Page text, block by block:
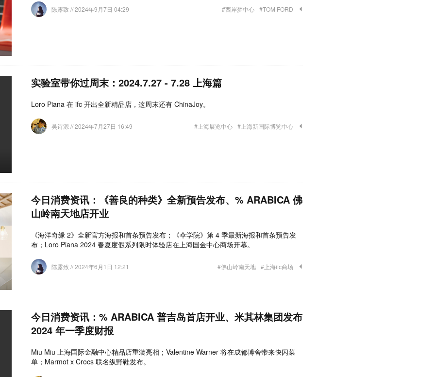
陈露致// 2024年9月7日 04:29 #西岸梦中心 #TOM FORD
实验室带你过周末：2024.7.27 - 7.28 上海篇
Loro Piana 在 ifc 开出全新精品店，这周末还有 ChinaJoy。
吴诗源 // 2024年7月27日 16:49 #上海展览中心 #上海新国际博览中心
今日消费资讯：《善良的种类》全新预告发布、% ARABICA 佛
山岭南天地店开业
《海洋奇缘 2》全新官方海报和首条预告发布；《伞学院》第 4 季最新海报和首条预告发
布；Loro Piana 2024 春夏度假系列限时体验店在上海国金中心商场开幕。
陈露致// 2024年6月1日 12:21 #佛山岭南天地 #上海ifc商场
今日消费资讯：% ARABICA 普吉岛首店开业、米其林集团发布
2024 年一季度财报
Miu Miu 上海国际金融中心精品店重装亮相；Valentine Warner 将在成都博舍带来快闪菜
单；Marmot x Crocs 联名纵野鞋发布。